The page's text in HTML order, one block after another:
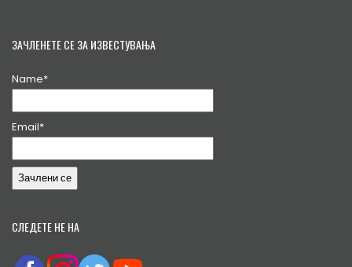
ЗАЧЛЕНЕТЕ СЕ ЗА ИЗВЕСТУВАЊА
Name*
Email*
СЛЕДЕТЕ НЕ НА